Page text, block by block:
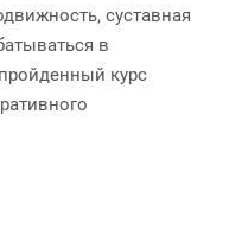
суставная
в
курс